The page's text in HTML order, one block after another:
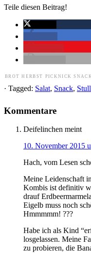
Teile diesen Beitrag!
BROT HERBST PICKNICK SNACK
· Tagged: Salat, Snack,
Kommentare
Deifelinchen meint
10. November 2015
Hach, vom Lesen
Meine Leidenschaft
Kombis ist definitiv
drauf
Eigelb muss noch
Hmmmmm! ???
Habe ich als Kind
losgelassen. Meine
zu probieren, die